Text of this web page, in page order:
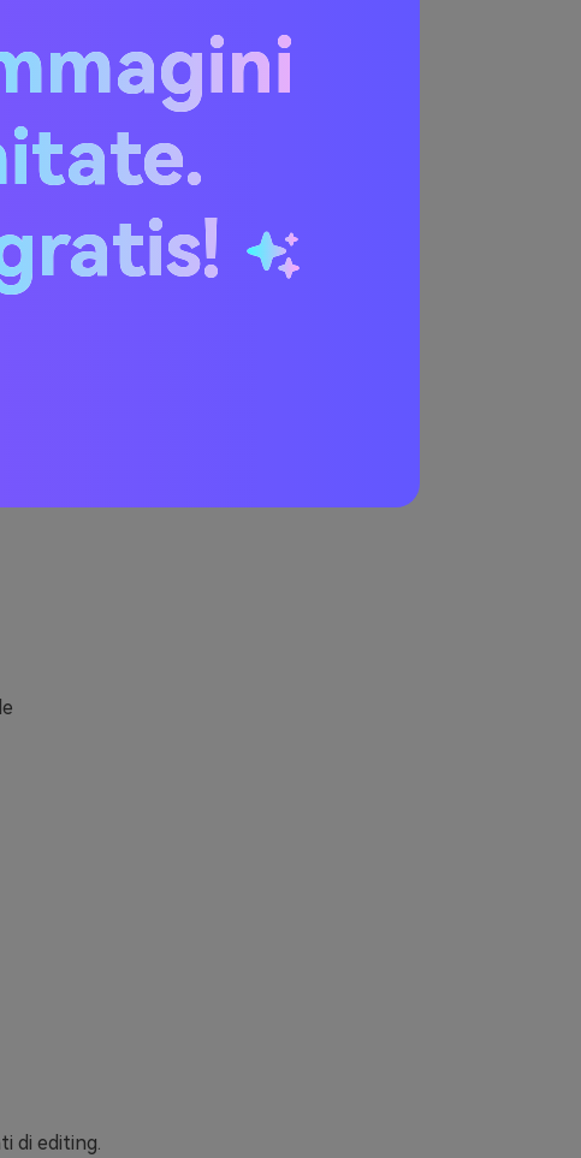
di scaricare
gli utenti
aggiuntive
di video online,
da un
di editing.